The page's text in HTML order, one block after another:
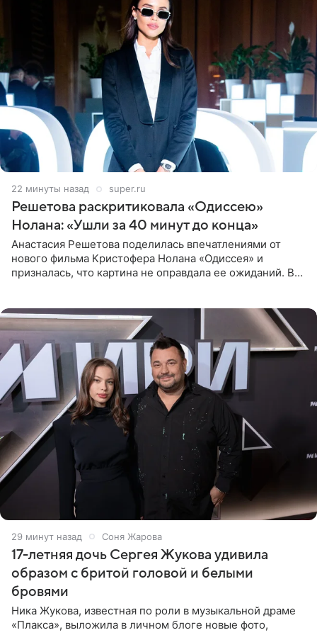
22 минуты назад super.ru
Решетова раскритиковала «Одиссею»
Нолана: «Ушли за 40 минут до конца»
Анастасия Решетова поделилась впечатлениями от
нового фильма Кристофера Нолана «Одиссея» и
призналась, что картина не оправдала ее ожиданий. В
29 минут назад Соня Жарова
17-летняя дочь Сергея Жукова удивила
образом с бритой головой и белыми
бровями
Ника Жукова, известная по роли в музыкальной драме
«Плакса», выложила в личном блоге новые фото,